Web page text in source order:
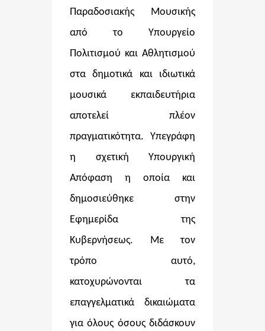
Παραδοσιακής Μουσικής
από το Υπουργείο
Πολιτισμού και Αθλητισμού
στα δημοτικά και ιδιωτικά
μουσικά εκπαιδευτήρια
αποτελεί πλέον
πραγματικότητα. Υπεγράφη
η σχετική Υπουργική
Απόφαση η οποία και
δημοσιεύθηκε στην
Εφημερίδα της
Κυβερνήσεως. Με τον
τρόπο αυτό,
κατοχυρώνονται τα
επαγγελματικά δικαιώματα
για όλους όσους διδάσκουν